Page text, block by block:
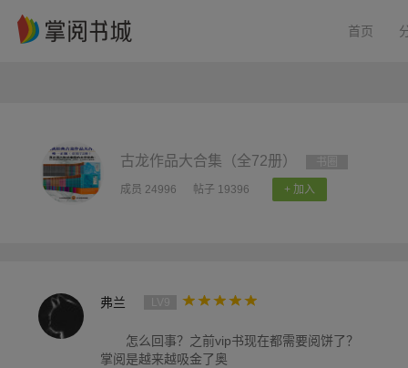
首页
古龙作品大合集（全72册）
成员 24996 帖子 19396 + 加入
弗兰
怎么回事？之前vip书现在都需要阅饼了？
掌阅是越来越吸金了奥